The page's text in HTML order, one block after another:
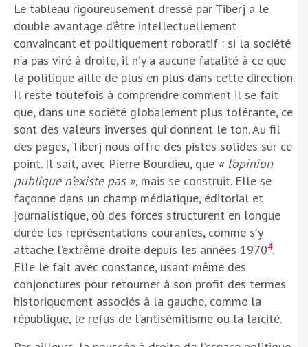
Le tableau rigoureusement dressé par Tiberj a le
double avantage d’être intellectuellement
convaincant et politiquement roboratif : si la société
n’a pas viré à droite, il n’y a aucune fatalité à ce que
la politique aille de plus en plus dans cette direction.
Il reste toutefois à comprendre comment il se fait
que, dans une société globalement plus tolérante, ce
sont des valeurs inverses qui donnent le ton. Au fil
des pages, Tiberj nous offre des pistes solides sur ce
point. Il sait, avec Pierre Bourdieu, que « l’opinion
publique n’existe pas », mais se construit. Elle se
façonne dans un champ médiatique, éditorial et
journalistique, où des forces structurent en longue
durée les représentations courantes, comme s’y
attache l’extrême droite depuis les années 19704.
Elle le fait avec constance, usant même des
conjonctures pour retourner à son profit des termes
historiquement associés à la gauche, comme la
république, le refus de l’antisémitisme ou la laïcité.